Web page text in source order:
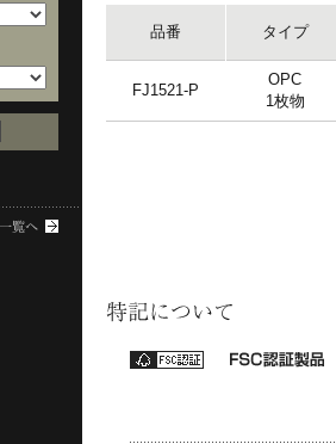
品番 タイプ
FJ1521-P
OPC
1枚物